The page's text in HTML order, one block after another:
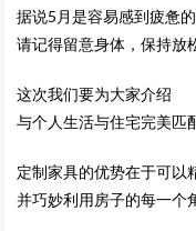
据说5月是容易感到疲惫
请记得留意身体，保持放
这次我们要为大家介绍
与个人生活与住宅完美匹
定制家具的优势在于可以
并巧妙利用房子的每一个